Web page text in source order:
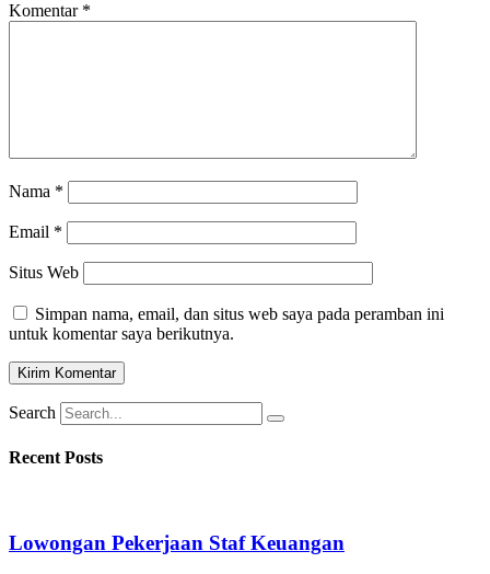
Komentar *
Nama *
Email *
Situs Web
Simpan nama, email, dan situs web saya pada peramban ini
untuk komentar saya berikutnya.
Search
Recent Posts
Lowongan Pekerjaan Staf Keuangan